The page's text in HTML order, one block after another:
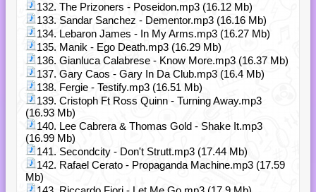
132. The Prizoners - Poseidon.mp3 (16.12 Mb)
133. Sandar Sanchez - Dementor.mp3 (16.16 Mb)
134. Lebaron James - In My Arms.mp3 (16.27 Mb)
135. Manik - Ego Death.mp3 (16.29 Mb)
136. Gianluca Calabrese - Know More.mp3 (16.37 Mb)
137. Gary Caos - Gary In Da Club.mp3 (16.4 Mb)
138. Fergie - Testify.mp3 (16.51 Mb)
139. Cristoph Ft Ross Quinn - Turning Away.mp3
(16.93 Mb)
140. Lee Cabrera & Thomas Gold - Shake It.mp3
(16.99 Mb)
141. Secondcity - Don't Strutt.mp3 (17.44 Mb)
142. Rafael Cerato - Propaganda Machine.mp3 (17.59
Mb)